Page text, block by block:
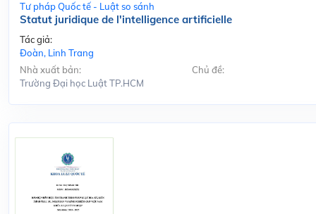
Tư pháp Quốc tế - Luật so sánh
Statut juridique de l'intelligence artificielle
Tác giả:
Đoàn, Linh Trang
Nhà xuất bản:
Trường Đại học Luật TP.HCM
Chủ đề: